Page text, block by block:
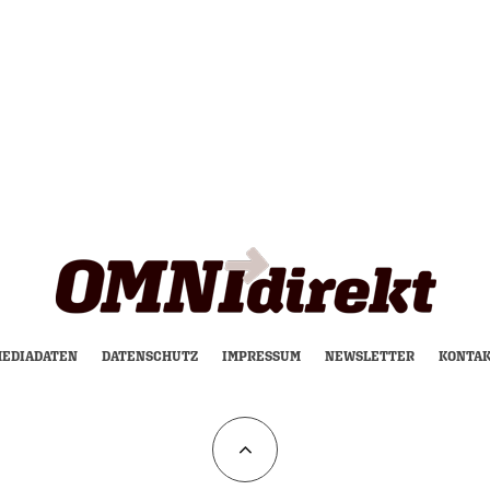
DATENSCHUTZ IMPRESSUM NEWSLETTER